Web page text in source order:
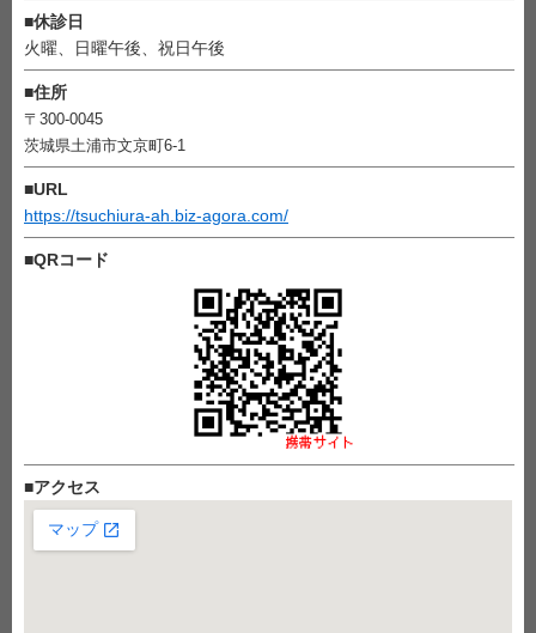
■休診日
火曜、日曜午後、祝日午後
■住所
〒300-0045
茨城県土浦市文京町6-1
■URL
https://tsuchiura-ah.biz-agora.com/
■QRコード
■アクセス